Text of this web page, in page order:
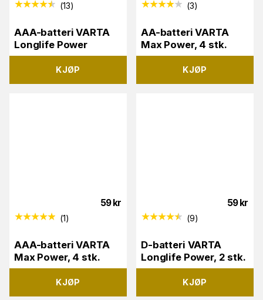
(13)
AAA-batteri VARTA
Longlife Power
KJØP
(3)
AA-batteri VARTA
Max Power, 4 stk.
KJØP
59 kr
(1)
AAA-batteri VARTA
Max Power, 4 stk.
KJØP
59 kr
(9)
D-batteri VARTA
Longlife Power, 2 stk.
KJØP